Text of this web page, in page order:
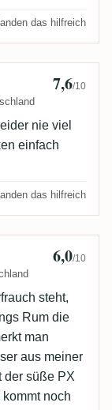
das hilfreich
7,6/10
nie viel
einfach
das hilfreich
6,0/10
steht,
Rum die
man
aus meiner
der süße PX
noch